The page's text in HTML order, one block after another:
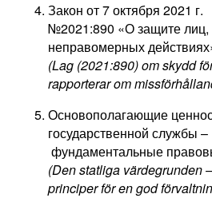
Закон от 7 октября 2021 г.
№2021:890 «О защите
неправомерных
(Lag (2021:890) om skydd
rapporterar om
Основополагающие
государственной службы –
фундаментальные
(Den statliga värdegrunden
principer för en god